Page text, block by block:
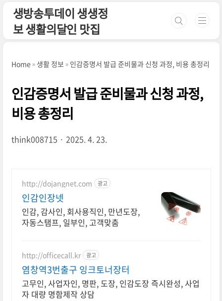
생방송투데이 생생정
보 생활의달인 맛집
Home 생활 정보 인감증명서 발급 준비물과 신청 과정, 비용 총정리
인감증명서 발급 준비물과 신청 과정,
비용 총정리
think008715 2025. 4. 23.
http://dojangnet.com 광고
인감인장넷
인감, 감사인, 회사용직인, 만년도장,
자동스탬프, 일부인, 고객맞춤
http://officecall.kr 광고
염창역3번출구 잉크토너장터
고무인, 사업자인, 명판, 도장, 인감도장 즉시완성, 사업
자 대량 명함제작 상담